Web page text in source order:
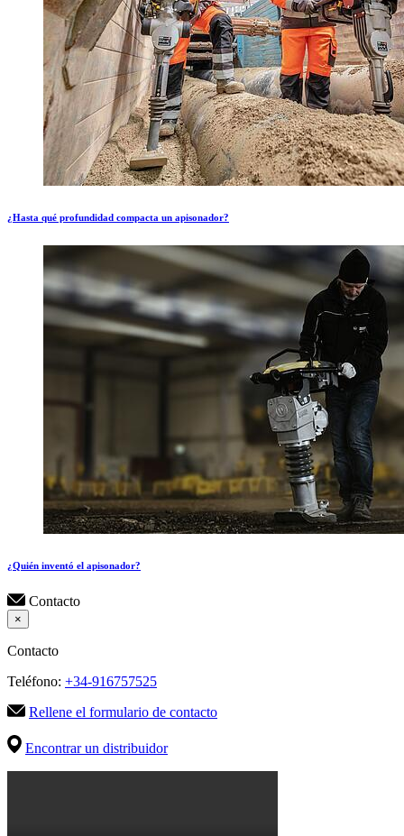
¿Hasta qué profundidad compacta un apisonador?
¿Quién inventó el apisonador?
Contacto
×
Contacto
Teléfono: +34-916757525
Rellene el formulario de contacto
Encontrar un distribuidor